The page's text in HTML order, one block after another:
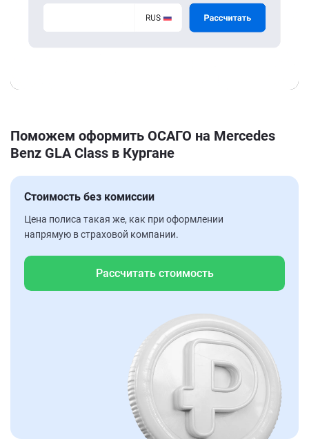
Поможем оформить ОСАГО на Mercedes
Benz GLA Class в Кургане
Стоимость без комиссии
Цена полиса такая же, как при оформлении
напрямую в страховой компании.
Рассчитать стоимость